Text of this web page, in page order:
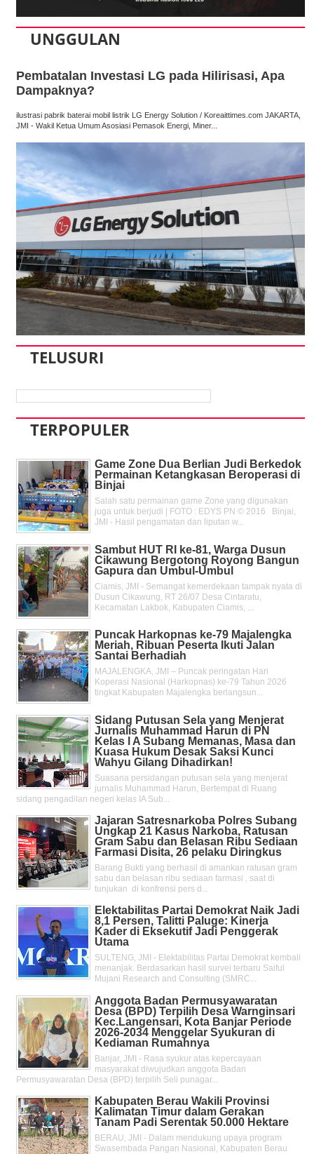
UNGGULAN
Pembatalan Investasi LG pada Hilirisasi, Apa
Dampaknya?
ilustrasi pabrik baterai mobil listrik LG Energy Solution / Koreaittimes.com JAKARTA,
JMI - Wakil Ketua Umum Asosiasi Pemasok Energi, Miner...
TELUSURI
TERPOPULER
Game Zone Dua Berlian Judi Berkedok
Permainan Ketangkasan Beroperasi di
Binjai
Salah satu permainan game Zone yang digunakan
juga untuk berjudi | FOTO : EDYS PN © 2016 Binjai,
JMI - Hasil pengamatan dan liputan w...
Sambut HUT RI ke-81, Warga Dusun
Cikawung Bergotong Royong Bangun
Gapura dan Umbul-Umbul
Ciamis, JMI - Semangat kemerdekaan tampak nyata di
Dusun Cikawung, RT 26/07 Desa Cintaratu,
Kecamatan Lakbok, Kabupaten Ciamis, ...
Puncak Harkopnas ke-79 Majalengka
Meriah, Ribuan Peserta Ikuti Jalan
Santai Berhadiah
MAJALENGKA, JMI – Puncak peringatan Hari
Koperasi Nasional (Harkopnas) ke-79 Tahun 2026
tingkat Kabupaten Majalengka berlangsun...
Sidang Putusan Sela yang Menjerat
Jurnalis Muhammad Harun di PN
Kelas l A Subang Memanas, Masa dan
Kuasa Hukum Desak Saksi Kunci
Wahyu Gilang Dihadirkan!
Suasana persidangan putusan sela yang menjerat
jurnalis Muhammad Harun, Bertempat di Ruang
sidang pengadilan negeri kelas IA Sub...
Jajaran Satresnarkoba Polres Subang
Ungkap 21 Kasus Narkoba, Ratusan
Gram Sabu dan Belasan Ribu Sediaan
Farmasi Disita, 26 pelaku Diringkus
Barang Bukti yang berhasil di amankan ratusan gram
sabu dan belasan ribu sediaan farmasi , saat di
tunjukan di konfrensi pers d...
Elektabilitas Partai Demokrat Naik Jadi
8,1 Persen, Talitti Paluge: Kinerja
Kader di Eksekutif Jadi Penggerak
Utama
SULTENG, JMI - Elektabilitas Partai Demokrat kembali
menanjak. Berdasarkan hasil survei terbaru Saiful
Mujani Research and Consulting (SMRC...
Anggota Badan Permusyawaratan
Desa (BPD) Terpilih Desa Warnginsari
Kec.Langensari, Kota Banjar Periode
2026-2034 Menggelar Syukuran di
Kediaman Rumahnya
Banjar, JMI - Rasa syukur atas kepercayaan
masyarakat diwujudkan anggota Badan
Permusyawaratan Desa (BPD) terpilih Seli punagar...
Kabupaten Berau Wakili Provinsi
Kalimatan Timur dalam Gerakan
Tanam Padi Serentak 50.000 Hektare
BERAU, JMI - Dalam mendukung upaya program
Swasembada Pangan Nasional, Kabupaten Berau